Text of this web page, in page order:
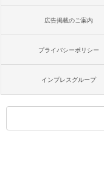
広告掲載のご案内
プライバシーポリシー
インプレスグループ